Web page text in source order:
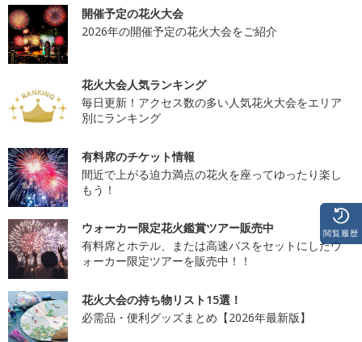
開催予定の花火大会
2026年の開催予定の花火大会をご紹介
花火大会人気ランキング
毎日更新！アクセス数の多い人気花火大会をエリア
別にランキング
有料席のチケット情報
間近で上がる迫力満点の花火を座ってゆったり楽し
もう！
ウォーカー限定花火鑑賞ツアー販売中
有料席とホテル、または高速バスをセットにしたウ
ォーカー限定ツアーを販売中！！
花火大会の持ち物リスト15選！
必需品・便利グッズまとめ【2026年最新版】
閲覧履歴